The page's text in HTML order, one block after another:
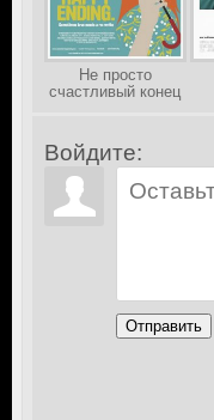
Не просто
счастливый конец
Войдите:
Отправить